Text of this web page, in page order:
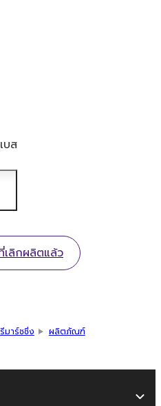
บส
ลิกผลิตแล้ว
มาร์ชชิ่ง
ผลิตภัณฑ์